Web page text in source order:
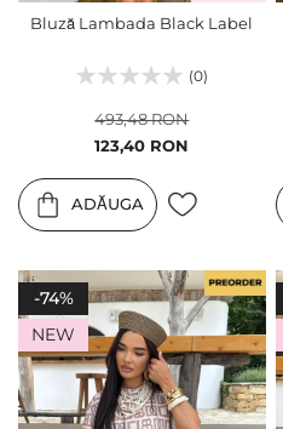
Bluză Lambada Black Label
(0)
Pret
123,40 RON
493,48 RON
ADĂUGA
-74%
NEW